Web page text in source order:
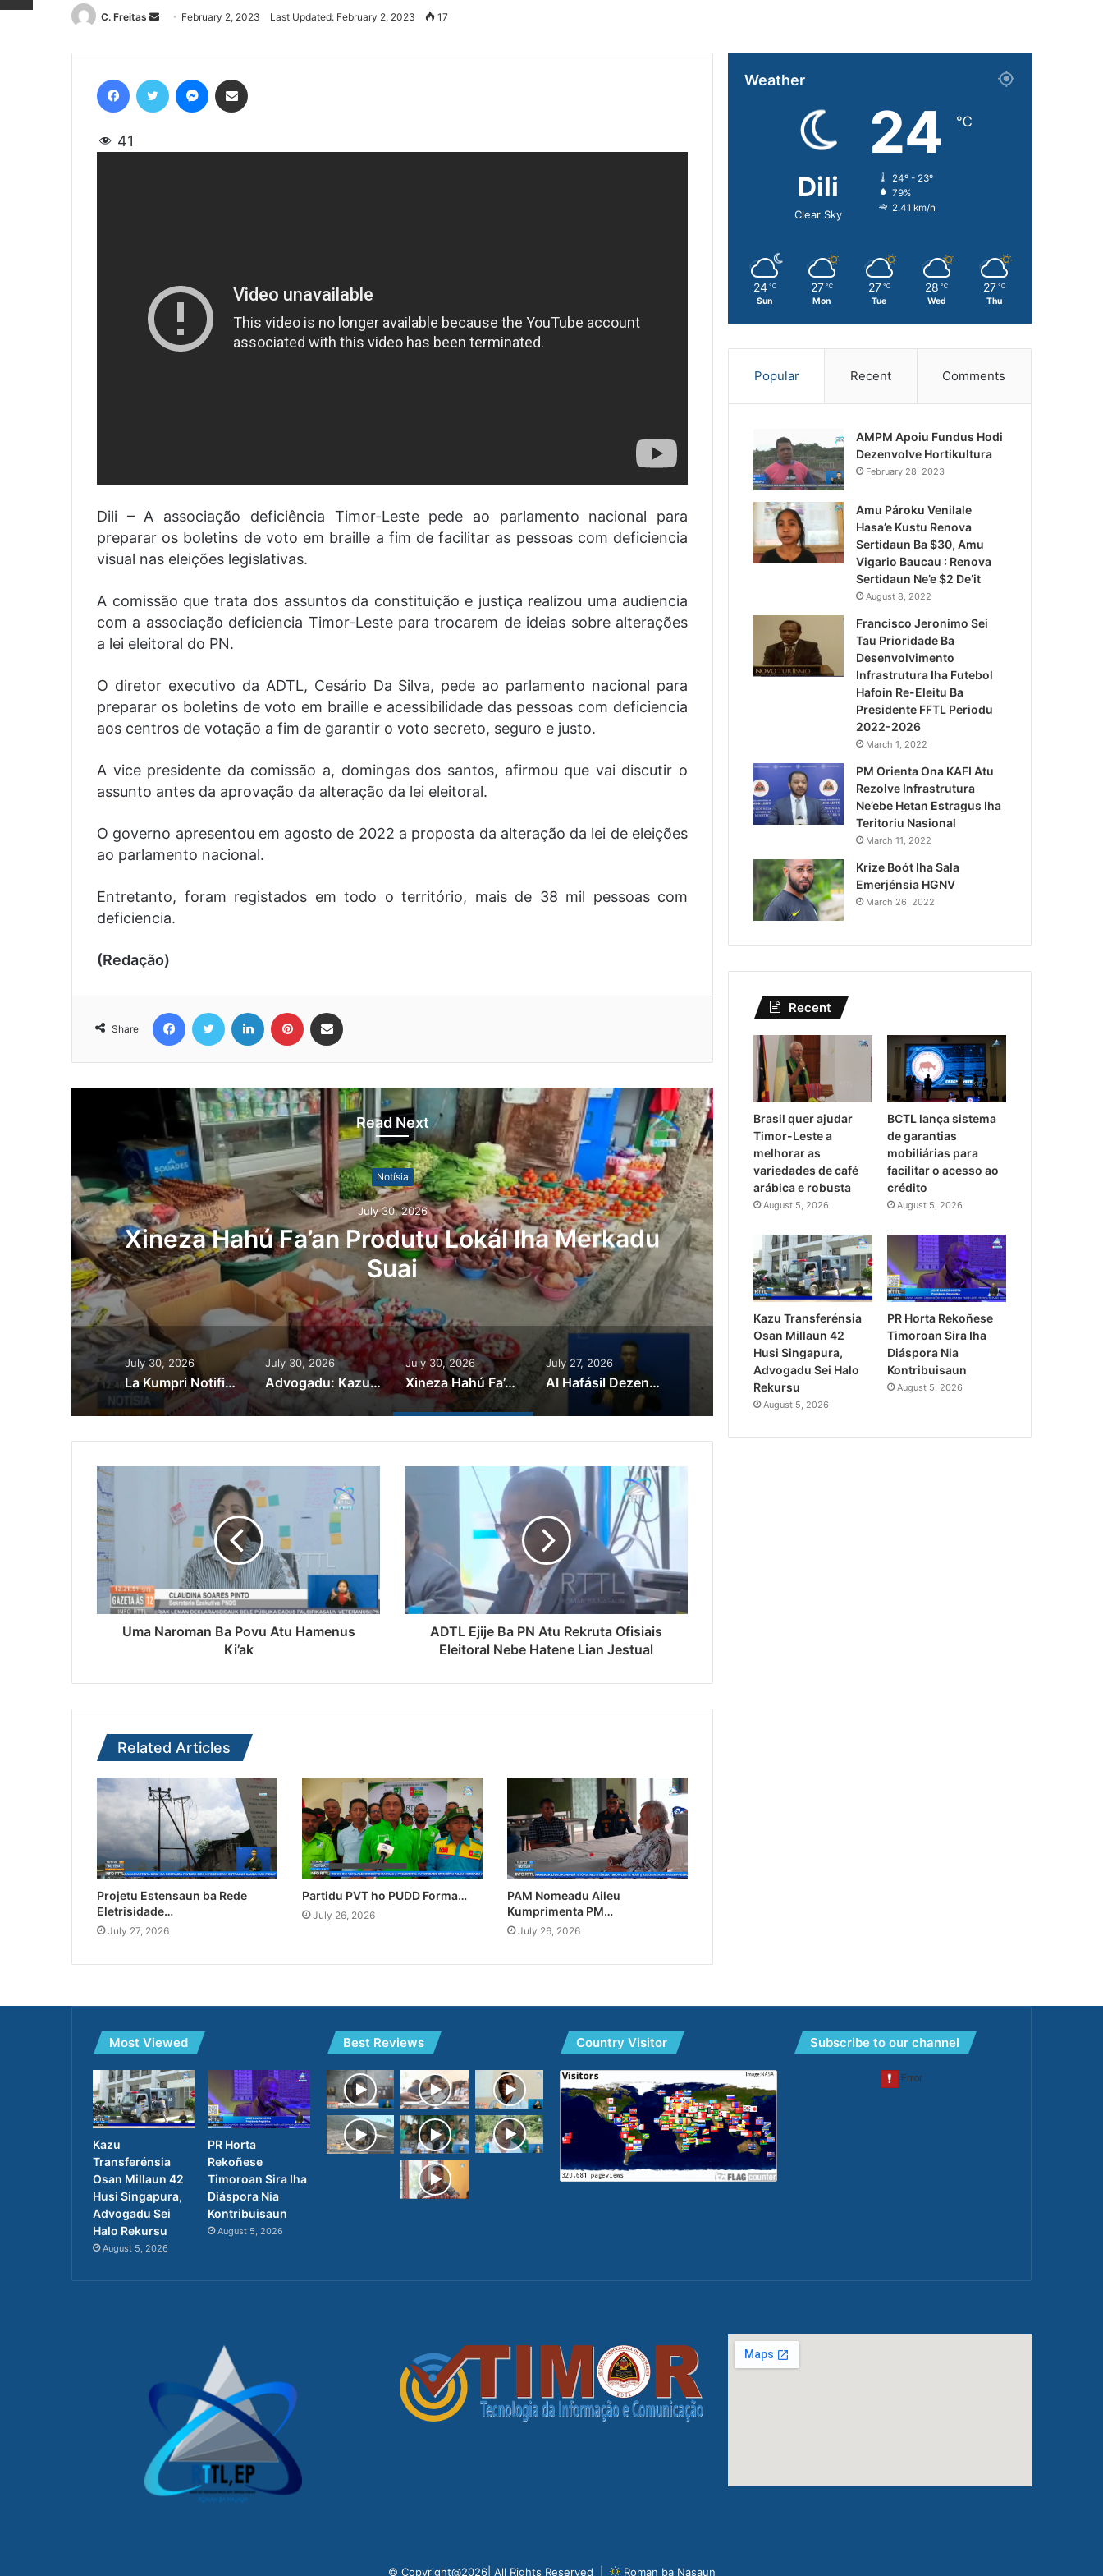
C. Freitas
Send
email
February 2, 2023 Last Updated: February 2, 2023 17
41
Dili – A associação deficiência Timor-Leste pede ao parlamento nacional para
preparar os boletins de voto em braille a fim de facilitar as pessoas com deficiencia
visual nas eleições legislativas.
A comissão que trata dos assuntos da constituição e justiça realizou uma audiencia
com a associação deficiencia Timor-Leste para trocarem de ideias sobre alterações
a lei eleitoral do PN.
O diretor executivo da ADTL, Cesário Da Silva, pede ao parlamento nacional para
preparar os boletins de voto em braille e acessibilidade das pessoas com deficiencia
aos centros de votação a fim de garantir o voto secreto, seguro e justo.
A vice presidente da comissão a, domingas dos santos, afirmou que vai discutir o
assunto antes da aprovação da alteração da lei eleitoral.
O governo apresentou em agosto de 2022 a proposta da alteração da lei de eleições
ao parlamento nacional.
Entretanto, foram registados em todo o território, mais de 38 mil pessoas com
deficiencia.
(Redação)
Share
Read Next
Notísia
July 27, 2026
AI Hafásil Dezenvolvimentu Iha Setór Oin-oin
Iha Mundu
La Kumpri Notifikasaun
Diretór Interinu
July 30, 2026
La Kumpri Notifikasaun Tribunál, SIK Detein Diretór Interinu PCIC
July 30, 2026
Advogadu: Kazu Scamming Iha Metiaut Polísia Halo Detensaun Ilegál
July 30, 2026
Xineza Hahú Fa’an Produtu Lokál Iha Merkadu Suai
July 27, 2026
AI Hafásil Dezenvolvimentu Iha Setór Oin-oin Iha Mundu
Uma Naroman Ba Povu Atu Hamenus
Ki’ak
ADTL Ejije Ba PN Atu Rekruta Ofisiais
Eleitoral Nebe Hatene Lian Jestual
Related Articles
Projetu Estensaun ba Rede
Eletrisidade…
July 27, 2026
Partidu PVT ho PUDD Forma…
July 26, 2026
PAM Nomeadu Aileu
Kumprimenta PM…
July 26, 2026
Weather
Dili
Clear Sky
24 ℃
24º - 23º
79%
2.41 km/h
24 ℃
Sun
27 ℃
Mon
27 ℃
Tue
28 ℃
Wed
27 ℃
Thu
Popular Recent Comments
AMPM Apoiu Fundus Hodi
Dezenvolve Hortikultura
February 28, 2023
Amu Pároku Venilale
Hasa’e Kustu Renova
Sertidaun Ba $30, Amu
Vigario Baucau : Renova
Sertidaun Ne’e $2 De’it
August 8, 2022
Francisco Jeronimo Sei
Tau Prioridade Ba
Desenvolvimento
Infrastrutura Iha Futebol
Hafoin Re-Eleitu Ba
Presidente FFTL Periodu
2022-2026
March 1, 2022
PM Orienta Ona KAFI Atu
Rezolve Infrastrutura
Ne’ebe Hetan Estragus Iha
Teritoriu Nasional
March 11, 2022
Krize Boót Iha Sala
Emerjénsia HGNV
March 26, 2022
Recent
Brasil quer ajudar
Timor-Leste a
melhorar as
variedades de café
arábica e robusta
August 5, 2026
BCTL lança sistema
de garantias
mobiliárias para
facilitar o acesso ao
crédito
August 5, 2026
Kazu Transferénsia
Osan Millaun 42
Husi Singapura,
Advogadu Sei Halo
Rekursu
August 5, 2026
PR Horta Rekoñese
Timoroan Sira Iha
Diáspora Nia
Kontribuisaun
August 5, 2026
Most Viewed
Kazu
Transferénsia
Osan Millaun 42
Husi Singapura,
Advogadu Sei
Halo Rekursu
August 5, 2026
PR Horta
Rekoñese
Timoroan Sira Iha
Diáspora Nia
Kontribuisaun
August 5, 2026
Best Reviews Country Visitor Subscribe to our channel
© Copyright@2026| All Rights Reserved | Roman ba Nasaun